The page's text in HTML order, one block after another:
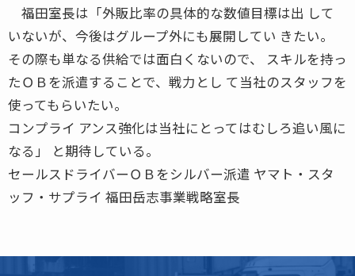
福田室長は「外販比率の具体的な数値目標は出 して
いないが、今後はグループ外にも展開してい きたい。
その際も単なる供給では面白くないので、 スキルを持っ
たＯＢを派遣することで、戦力とし て当社のスタッフを
使ってもらいたい。
コンプライ アンス強化は当社にとってはむしろ追い風に
なる」 と期待している。
セールスドライバーＯＢをシルバー派遣 ヤマト・スタ
ッフ・サプライ 福田岳志事業戦略室長